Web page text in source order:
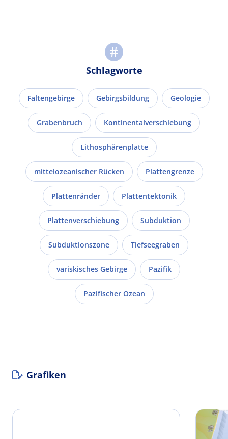
Schlagworte
Faltengebirge Gebirgsbildung Geologie
Grabenbruch Kontinentalverschiebung
Lithosphärenplatte
mittelozeanischer Rücken Plattengrenze
Plattenränder Plattentektonik
Plattenverschiebung Subduktion
Subduktionszone Tiefseegraben
variskisches Gebirge Pazifik
Pazifischer Ozean
Grafiken